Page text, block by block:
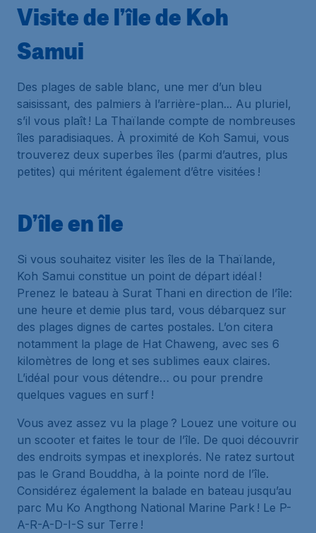
Visite de l’île de Koh
Samui
Des plages de sable blanc, une mer d’un bleu
saisissant, des palmiers à l’arrière-plan... Au pluriel,
s’il vous plaît ! La Thaïlande compte de nombreuses
îles paradisiaques. À proximité de Koh Samui, vous
trouverez deux superbes îles (parmi d’autres, plus
petites) qui méritent également d’être visitées !
D’île en île
Si vous souhaitez visiter les îles de la Thaïlande,
Koh Samui constitue un point de départ idéal !
Prenez le bateau à Surat Thani en direction de l’île:
une heure et demie plus tard, vous débarquez sur
des plages dignes de cartes postales. L’on citera
notamment la plage de Hat Chaweng, avec ses 6
kilomètres de long et ses sublimes eaux claires.
L’idéal pour vous détendre… ou pour prendre
quelques vagues en surf !
Vous avez assez vu la plage ? Louez une voiture ou
un scooter et faites le tour de l’île. De quoi découvrir
des endroits sympas et inexplorés. Ne ratez surtout
pas le Grand Bouddha, à la pointe nord de l’île.
Considérez également la balade en bateau jusqu’au
parc Mu Ko Angthong National Marine Park ! Le P-
A-R-A-D-I-S sur Terre !